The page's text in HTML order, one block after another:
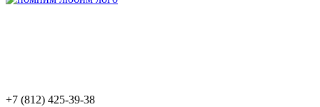
+7 (812) 425-39-38